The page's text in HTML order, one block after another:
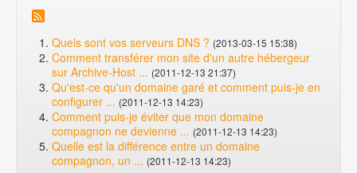
Quels sont vos serveurs DNS ? (2013-03-15 15:38)
Comment transférer mon site d'un autre hébergeur
sur Archive-Host ... (2011-12-13 21:37)
Qu'est-ce qu'un domaine garé et comment puis-je en
configurer ... (2011-12-13 14:23)
Comment puis-je éviter que mon domaine
compagnon ne devienne ... (2011-12-13 14:23)
Quelle est la différence entre un domaine
compagnon, un ... (2011-12-13 14:23)